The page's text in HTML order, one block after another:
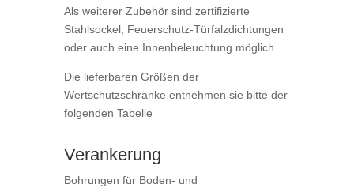
Als weiterer Zubehör sind zertifizierte
Stahlsockel, Feuerschutz-Türfalzdichtungen
oder auch eine Innenbeleuchtung möglich
Die lieferbaren Größen der
Wertschutzschränke entnehmen sie bitte der
folgenden Tabelle
Verankerung
Bohrungen für Boden- und